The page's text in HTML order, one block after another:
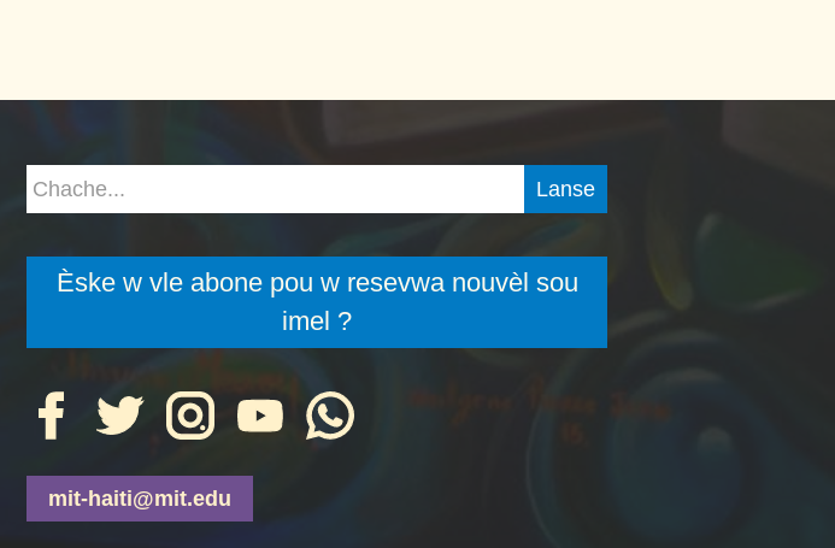
Èske w vle abone pou w resevwa nouvèl sou
imel ?
mit-haiti@mit.edu